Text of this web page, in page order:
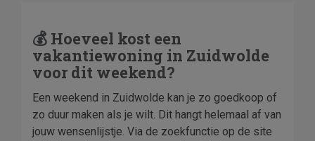
💰 Hoeveel kost een
vakantiewoning in Zuidwolde
voor dit weekend?
Een weekend in Zuidwolde kan je zo goedkoop of
zo duur maken als je wilt. Dit hangt helemaal af van
jouw wensenlijstje. Via de zoekfunctie op de site